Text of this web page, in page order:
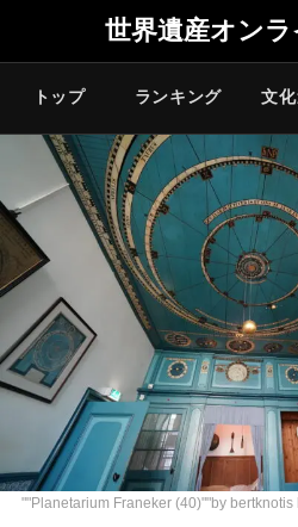
世界遺産オン
トップ ランキング 文
""Planetarium Franeker (40)""by bertknotis